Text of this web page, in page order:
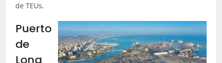
de TEUs.
Puerto
de
Long